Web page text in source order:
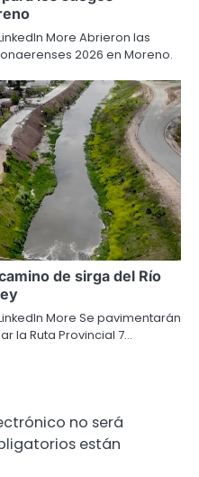
More Abrieron las
2026 en Moreno.
de sirga del Río
More Se pavimentarán
la Ruta Provincial 7…
no será
están